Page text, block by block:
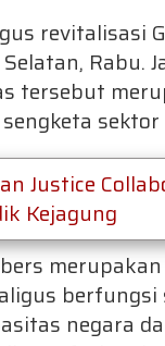
revitalisasi
Rabu.
tersebut
Justice
Kejagung
negara